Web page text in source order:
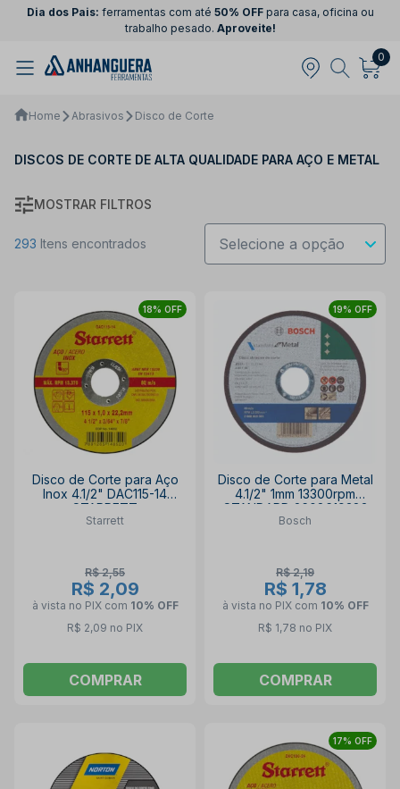
Dia dos Pais: ferramentas com até 50% OFFpara casa, oficina ou
trabalho pesado. Aproveite!
0
Home Abrasivos Disco de Corte
DISCOS DE CORTE DE ALTA QUALIDADE PARA AÇO E METAL
MOSTRAR FILTROS
293 Itens encontrados
18% OFF
Disco de Corte para Aço
Inox 4.1/2" DAC115-14
STARRETT
Starrett
R$ 2,55
R$ 2,09
à vista no PIX com 10% OFF
R$ 2,09 no PIX
COMPRAR
19% OFF
Disco de Corte para Metal
4.1/2" 1mm 13300rpm
STANDARD 2608619383
BOSCH
Bosch
R$ 2,19
R$ 1,78
à vista no PIX com 10% OFF
R$ 1,78 no PIX
COMPRAR
17% OFF